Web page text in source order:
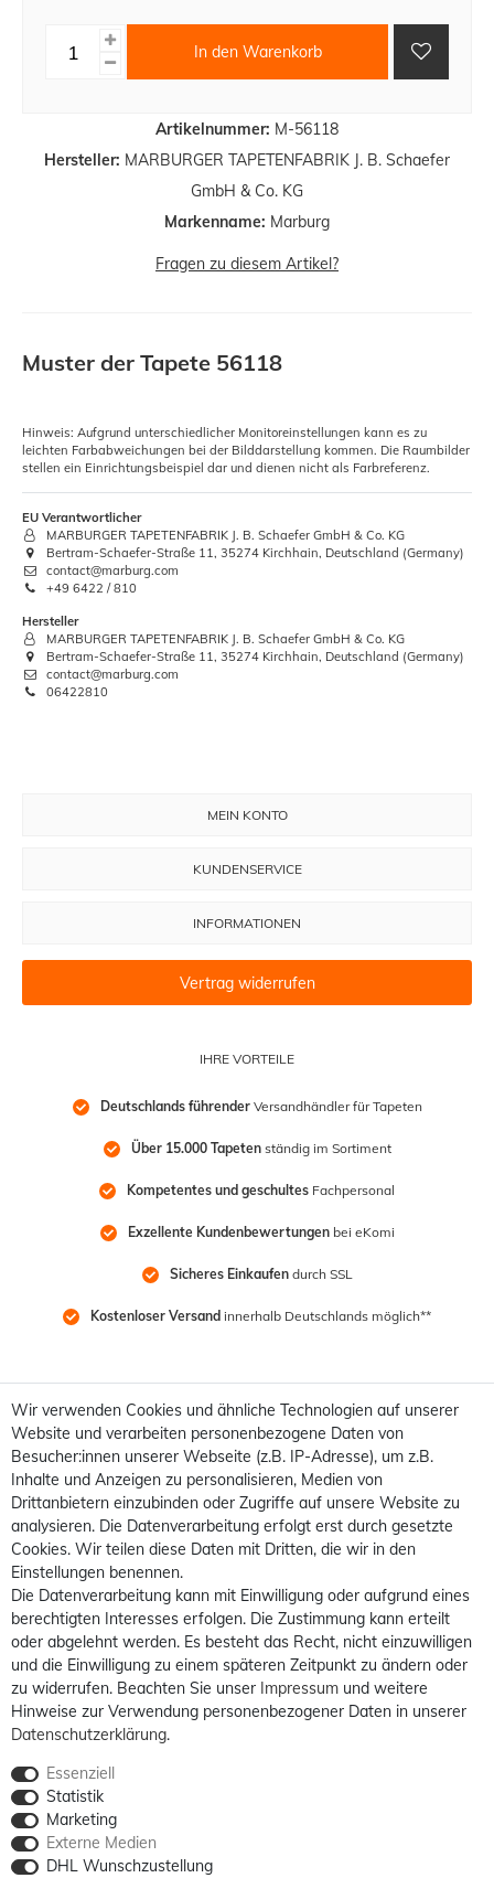
Artikelnummer: M-56118
Hersteller: MARBURGER TAPETENFABRIK J. B. Schaefer
GmbH & Co. KG
Markenname: Marburg
In den Warenkorb
Fragen zu diesem Artikel?
Muster der Tapete 56118
Hinweis: Aufgrund unterschiedlicher Monitoreinstellungen kann es zu
leichten Farbabweichungen bei der Bilddarstellung kommen. Die Raumbilder
stellen ein Einrichtungsbeispiel dar und dienen nicht als Farbreferenz.
EU Verantwortlicher
MARBURGER TAPETENFABRIK J. B. Schaefer GmbH & Co. KG
Bertram-Schaefer-Straße 11, 35274 Kirchhain, Deutschland (Germany)
contact@marburg.com
+49 6422 / 810
Hersteller
MARBURGER TAPETENFABRIK J. B. Schaefer GmbH & Co. KG
Bertram-Schaefer-Straße 11, 35274 Kirchhain, Deutschland (Germany)
contact@marburg.com
06422810
IHRE VORTEILE
Deutschlands führender Versandhändler für Tapeten
Über 15.000 Tapeten ständig im Sortiment
Kompetentes und geschultes Fachpersonal
Exzellente Kundenbewertungen bei eKomi
Sicheres Einkaufen durch SSL
Kostenloser Versand innerhalb Deutschlands möglich**
MEIN KONTO
KUNDENSERVICE
INFORMATIONEN
Vertrag widerrufen
Wir verwenden Cookies und ähnliche Technologien auf unserer
Website und verarbeiten personenbezogene Daten von
Besucher:innen unserer Webseite (z.B. IP-Adresse), um z.B.
Inhalte und Anzeigen zu personalisieren, Medien von
Drittanbietern einzubinden oder Zugriffe auf unsere Website zu
analysieren. Die Datenverarbeitung erfolgt erst durch gesetzte
Cookies. Wir teilen diese Daten mit Dritten, die wir in den
Einstellungen benennen.
Die Datenverarbeitung kann mit Einwilligung oder aufgrund eines
berechtigten Interesses erfolgen. Die Zustimmung kann erteilt
oder abgelehnt werden. Es besteht das Recht, nicht einzuwilligen
und die Einwilligung zu einem späteren Zeitpunkt zu ändern oder
zu widerrufen. Beachten Sie unser Impressum und weitere
Hinweise zur Verwendung personenbezogener Daten in unserer
Daten­schutz­erklärung.
Essenziell
Statistik
Marketing
Externe Medien
DHL Wunschzustellung